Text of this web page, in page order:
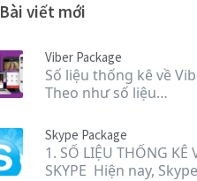
Bài viết mới
Viber Package
Số liệu thống kê về
Theo như số liệu…
Skype Package
1. SỐ LIỆU THỐNG KÊ
SKYPE Hiện nay,